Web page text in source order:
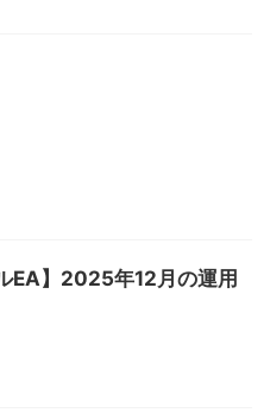
EA】2025年12月の運用